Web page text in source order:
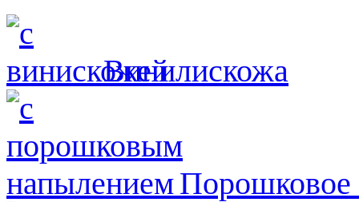
Винилискожа
Порошковое